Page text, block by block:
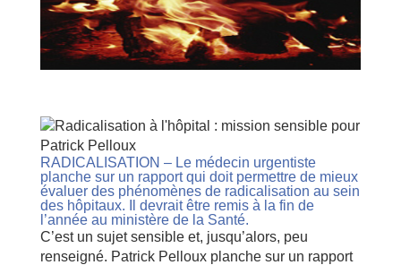
RADICALISATION – Le médecin urgentiste
planche sur un rapport qui doit permettre de mieux
évaluer des phénomènes de radicalisation au sein
des hôpitaux. Il devrait être remis à la fin de
l’année au ministère de la Santé.
C’est un sujet sensible et, jusqu’alors, peu
renseigné. Patrick Pelloux planche sur un rapport